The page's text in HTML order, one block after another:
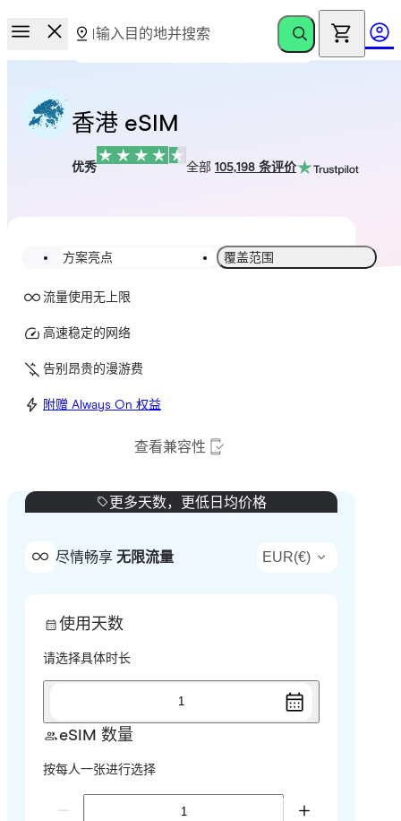
香港 eSIM
优秀 全部 105,198 条评价
方案亮点 覆盖范围
流量使用无上限
高速稳定的网络
告别昂贵的漫游费
附赠 Always On 权益
查看兼容性
更多天数，更低日均价格
尽情畅享 无限流量 EUR(€)
使用天数
请选择具体时长
1
eSIM 数量
按每人一张进行选择